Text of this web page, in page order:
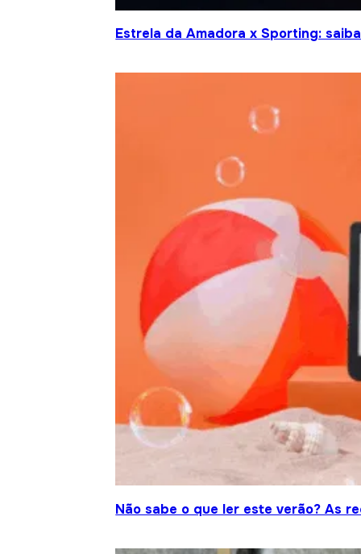
Estrela da Amadora x Sporting:
Não sabe o que ler este verão? As